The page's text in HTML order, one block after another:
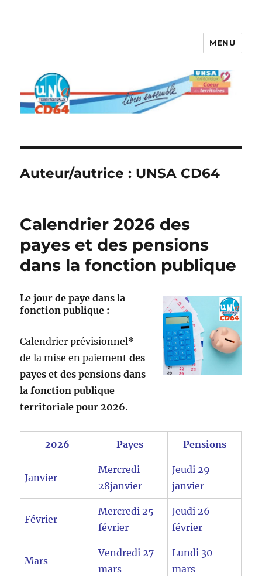
MENU
Auteur/autrice : UNSA CD64
Calendrier 2026 des
payes et des pensions
dans la fonction publique
Le jour de paye dans la
fonction publique :
Calendrier prévisionnel*
de la mise en paiementdes
payes et des pensions dans
la fonction publique
territoriale pour 2026.
2026 Payes Pensions
Janvier
Mercredi
28janvier
Jeudi 29
janvier
Février
Mercredi 25
février
Jeudi 26
février
Mars
Vendredi 27
mars
Lundi 30
mars